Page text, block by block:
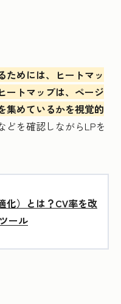
ためには、ヒートマッ
ートマップは、ページ
集めているかを視覚的
どを確認しながらLPを
化）とは？CV率を改
ール